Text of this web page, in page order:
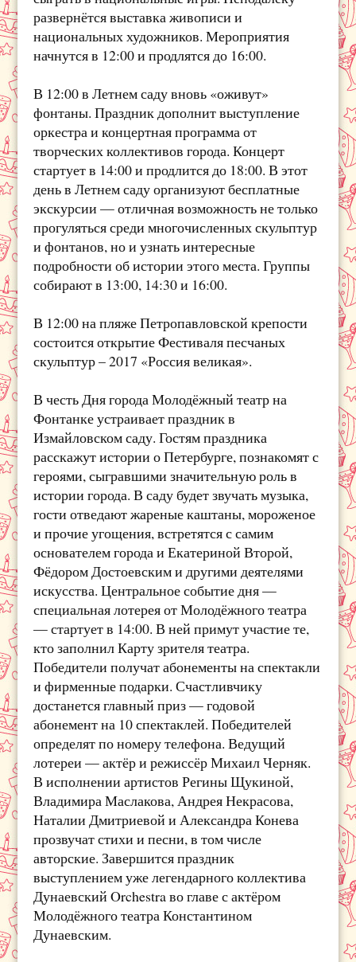
развернётся выставка живописи и
национальных художников. Мероприятия
начнутся в 12:00 и продлятся до 16:00.
В 12:00 в Летнем саду вновь «оживут»
фонтаны. Праздник дополнит выступление
оркестра и концертная программа от
творческих коллективов города. Концерт
стартует в 14:00 и продлится до 18:00. В этот
день в Летнем саду организуют бесплатные
экскурсии — отличная возможность не только
прогуляться среди многочисленных скульптур
и фонтанов, но и узнать интересные
подробности об истории этого места. Группы
собирают в 13:00, 14:30 и 16:00.
В 12:00 на пляже Петропавловской крепости
состоится открытие Фестиваля песчаных
скульптур – 2017 «Россия великая».
В честь Дня города Молодёжный театр на
Фонтанке устраивает праздник в
Измайловском саду. Гостям праздника
расскажут истории о Петербурге, познакомят с
героями, сыгравшими значительную роль в
истории города. В саду будет звучать музыка,
гости отведают жареные каштаны, мороженое
и прочие угощения, встретятся с самим
основателем города и Екатериной Второй,
Фёдором Достоевским и другими деятелями
искусства. Центральное событие дня —
специальная лотерея от Молодёжного театра
— стартует в 14:00. В ней примут участие те,
кто заполнил Карту зрителя театра.
Победители получат абонементы на спектакли
и фирменные подарки. Счастливчику
достанется главный приз — годовой
абонемент на 10 спектаклей. Победителей
определят по номеру телефона. Ведущий
лотереи — актёр и режиссёр Михаил Черняк.
В исполнении артистов Регины Щукиной,
Владимира Маслакова, Андрея Некрасова,
Наталии Дмитриевой и Александра Конева
прозвучат стихи и песни, в том числе
авторские. Завершится праздник
выступлением уже легендарного коллектива
Дунаевский Orchestra во главе с актёром
Молодёжного театра Константином
Дунаевским.